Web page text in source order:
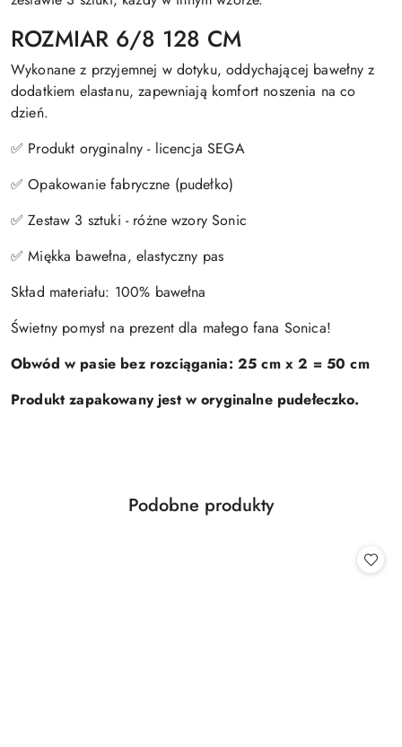
ROZMIAR 6/8 128 CM
Wykonane z przyjemnej w dotyku, oddychającej bawełny z
dodatkiem elastanu, zapewniają komfort noszenia na co
dzień.
✅ Produkt oryginalny - licencja SEGA
✅ Opakowanie fabryczne (pudełko)
✅ Zestaw 3 sztuki - różne wzory Sonic
✅ Miękka bawełna, elastyczny pas
Skład materiału: 100% bawełna
Świetny pomysł na prezent dla małego fana Sonica!
Obwód w pasie bez rozciągania: 25 cm x 2 = 50 cm
Produkt zapakowany jest w oryginalne pudełeczko.
Pomiń karuzelę produktów
Produkty
Podobne produkty